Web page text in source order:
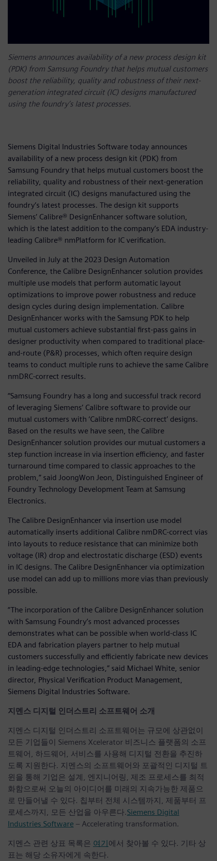
Siemens announces availability of a new process design kit
(PDK) from Samsung Foundry that helps mutual customers
boost the reliability, quality and robustness of their next-
generation integrated circuit (IC) designs manufactured
using the foundry’s latest processes.
Siemens Digital Industries Software today announces
availability of a new process design kit (PDK) from
Samsung Foundry that helps mutual customers boost the
reliability, quality and robustness of their next-generation
integrated circuit (IC) designs manufactured using the
foundry’s latest processes. The design kit supports
Siemens’ Calibre® DesignEnhancer software solution,
which is the latest addition to the company’s EDA industry-
leading Calibre® nmPlatform for IC verification.
Unveiled in July at the 2023 Design Automation
Conference, the Calibre DesignEnhancer solution provides
multiple use models that perform automatic layout
optimizations to improve power robustness and reduce
design cycles during design implementation. Calibre
DesignEnhancer works with the Samsung PDK to help
mutual customers achieve substantial first-pass gains in
designer productivity when compared to traditional place-
and-route (P&R) processes, which often require design
teams to conduct multiple runs to achieve the same Calibre
nmDRC-correct results.
“Samsung Foundry has a long and successful track record
of leveraging Siemens’ Calibre software to provide our
mutual customers with ‘Calibre nmDRC-correct’ designs.
Based on the results we have seen, the Calibre
DesignEnhancer solution provides our mutual customers a
step function increase in via insertion efficiency, and faster
turnaround time compared to classic approaches to the
problem,” said JoongWon Jeon, Distinguished Engineer of
Foundry Technology Development Team at Samsung
Electronics.
The Calibre DesignEnhancer via insertion use model
automatically inserts additional Calibre nmDRC-correct vias
into layouts to reduce resistance that can minimize both
voltage (IR) drop and electrostatic discharge (ESD) events
in IC designs. The Calibre DesignEnhancer via optimization
use model can add up to millions more vias than previously
possible.
“The incorporation of the Calibre DesignEnhancer solution
with Samsung Foundry’s most advanced processes
demonstrates what can be possible when world-class IC
EDA and fabrication players partner to help mutual
customers successfully and efficiently fabricate new devices
in leading-edge technologies,” said Michael White, senior
director, Physical Verification Product Management,
Siemens Digital Industries Software.
지멘스 디지털 인더스트리 소프트웨어 소개
지멘스 디지털 인더스트리 소프트웨어는 규모에 상관없이
모든 기업들이 Siemens Xcelerator 비즈니스 플랫폼의 소프
트웨어, 하드웨어, 서비스를 사용해 디지털 전환을 추진하
도록 지원한다. 지멘스의 소프트웨어와 포괄적인 디지털 트
윈을 통해 기업은 설계, 엔지니어링, 제조 프로세스를 최적
화함으로써 오늘의 아이디어를 미래의 지속가능한 제품으
로 만들어낼 수 있다. 칩부터 전체 시스템까지, 제품부터 프
로세스까지, 모든 산업을 아우른다.Siemens Digital
Industries Software – Accelerating transformation.
지멘스 관련 상표 목록은 여기에서 찾아볼 수 있다. 기타 상
표는 해당 소유자에게 속한다.